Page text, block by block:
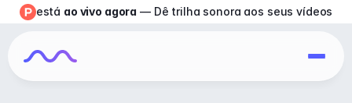
está ao vivo agora — Dê trilha sonora aos seus vídeos